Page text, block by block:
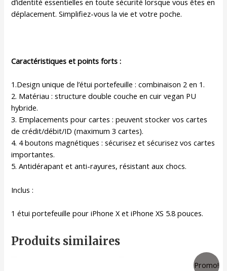
d’identité essentielles en toute sécurité lorsque vous êtes en
déplacement. Simplifiez-vous la vie et votre poche.
Caractéristiques et points forts :
1.Design unique de l’étui portefeuille : combinaison 2 en 1.
2. Matériau : structure double couche en cuir vegan PU
hybride.
3. Emplacements pour cartes : peuvent stocker vos cartes
de crédit/débit/ID (maximum 3 cartes).
4. 4 boutons magnétiques : sécurisez et sécurisez vos cartes
importantes.
5. Antidérapant et anti-rayures, résistant aux chocs.
Inclus :
1 étui portefeuille pour iPhone X et iPhone XS 5.8 pouces.
Produits similaires
Promo!